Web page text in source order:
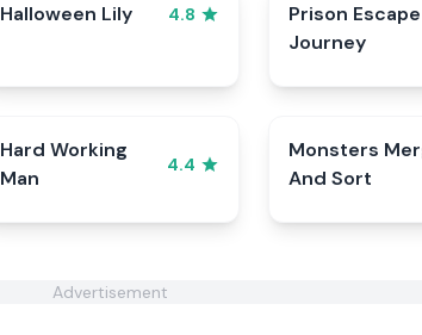
Halloween Lily 4.8
Prison Escape
Journey
Hard Working
Man
4.4
Monsters
And Sort
Advertisement